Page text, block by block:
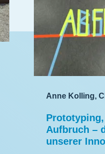
Anne Kolling,
Aufbruch –
unserer